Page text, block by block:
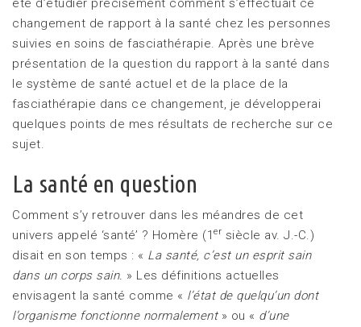
été d’étudier précisément comment s’effectuait ce
changement de rapport à la santé chez les personnes
suivies en soins de fasciathérapie. Après une brève
présentation de la question du rapport à la santé dans
le système de santé actuel et de la place de la
fasciathérapie dans ce changement, je développerai
quelques points de mes résultats de recherche sur ce
sujet.
La santé en question
Comment s’y retrouver dans les méandres de cet
univers appelé ‘santé’ ? Homère (1 er siècle av. J.-C.)
disait en son temps : « La santé, c’est un esprit sain
dans un corps sain. » Les définitions actuelles
envisagent la santé comme « l’état de quelqu’un dont
l’organisme fonctionne normalement » ou « d’une